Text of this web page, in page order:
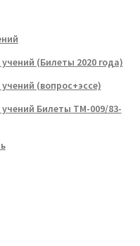
(Билеты 2020 года)
(вопрос+эссе)
Билеты ТМ-009/83-